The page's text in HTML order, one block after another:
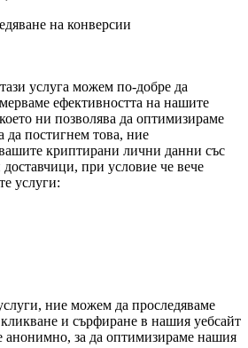
на конверсии
услуга можем по-добре да
ефективността на нашите
ни позволява да оптимизираме
да постигнем това, ние
криптирани лични данни със
при условие че вече
услуги:
ние можем да проследяваме
и сърфиране в нашия уебсайт
анонимно, за да оптимизираме нашия